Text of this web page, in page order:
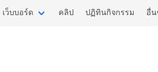
เว็บบอร์ด คลิป ปฏิทินกิจกรรม อื่น